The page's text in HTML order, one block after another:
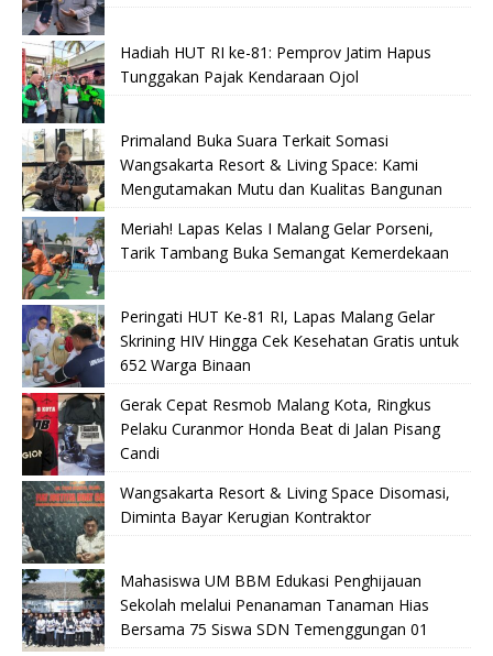
Hadiah HUT RI ke-81: Pemprov Jatim Hapus
Tunggakan Pajak Kendaraan Ojol
Primaland Buka Suara Terkait Somasi
Wangsakarta Resort & Living Space: Kami
Mengutamakan Mutu dan Kualitas Bangunan
Meriah! Lapas Kelas I Malang Gelar Porseni,
Tarik Tambang Buka Semangat Kemerdekaan
Peringati HUT Ke-81 RI, Lapas Malang Gelar
Skrining HIV Hingga Cek Kesehatan Gratis untuk
652 Warga Binaan
Gerak Cepat Resmob Malang Kota, Ringkus
Pelaku Curanmor Honda Beat di Jalan Pisang
Candi
Wangsakarta Resort & Living Space Disomasi,
Diminta Bayar Kerugian Kontraktor
Mahasiswa UM BBM Edukasi Penghijauan
Sekolah melalui Penanaman Tanaman Hias
Bersama 75 Siswa SDN Temenggungan 01